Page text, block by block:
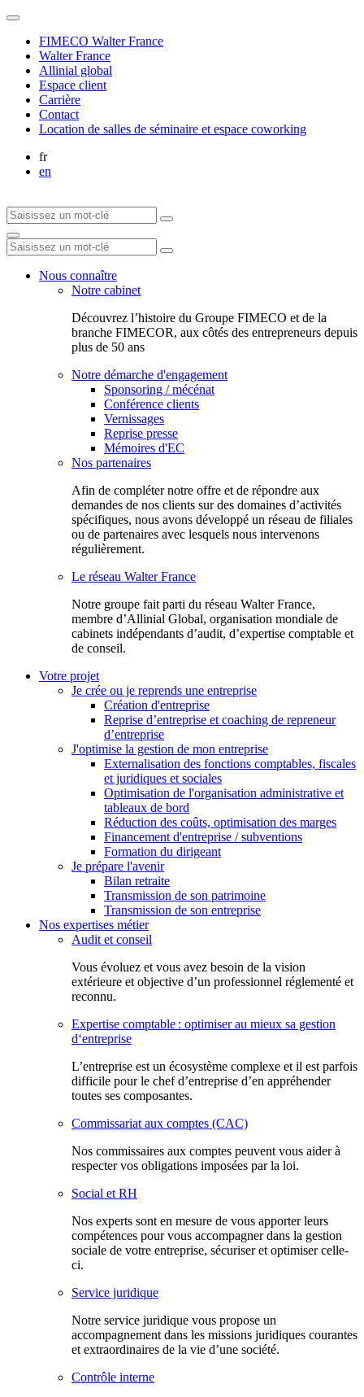
FIMECO Walter France
Walter France
Allinial global
Espace client
Carrière
Contact
Location de salles de séminaire et espace coworking
fr
en
Nous connaître
Notre cabinet
Découvrez l’histoire du Groupe FIMECO et de la
branche FIMECOR, aux côtés des entrepreneurs depuis
plus de 50 ans
Notre démarche d'engagement
Sponsoring / mécénat
Conférence clients
Vernissages
Reprise presse
Mémoires d'EC
Nos partenaires
Afin de compléter notre offre et de répondre aux
demandes de nos clients sur des domaines d’activités
spécifiques, nous avons développé un réseau de filiales
ou de partenaires avec lesquels nous intervenons
régulièrement.
Le réseau Walter France
Notr​e groupe fait parti du réseau Walter France,
membre d’Allinial Global, organisation mondiale de
cabinets indépendants d’audit, d’expertise comptable et
de conseil.
Votre projet
Je crée ou je reprends une entreprise
Création d'entreprise
Reprise d’entreprise et coaching de repreneur
d’entreprise
J'optimise la gestion de mon entreprise
Externalisation des fonctions comptables, fiscales
et juridiques et sociales
Optimisation de l'organisation administrative et
tableaux de bord
Réduction des coûts, optimisation des marges
Financement d'entreprise / subventions
Formation du dirigeant
Je prépare l'avenir
Bilan retraite
Transmission de son patrimoine
Transmission de son entreprise
Nos expertises métier
Audit et conseil
Vous évoluez et vous avez besoin de la vision
extérieure et objective d’un professionnel réglementé et
reconnu.
Expertise comptable : optimiser au mieux sa gestion
d‘entreprise
L’entreprise est un écosystème complexe et il est parfois
difficile pour le chef d’entreprise d’en appréhender
toutes ses composantes.
Commissariat aux comptes (CAC)
Nos commissaires aux comptes peuvent vous aider à
respecter vos obligations imposées par la loi.
Social et RH
Nos experts sont en mesure de vous apporter leurs
compétences pour vous accompagner dans la gestion
sociale de votre entreprise, sécuriser et optimiser celle-
ci.
Service juridique
Notre service juridique vous propose un
accompagnement dans les missions juridiques courantes
et extraordinaires de la vie d’une société.
Contrôle interne